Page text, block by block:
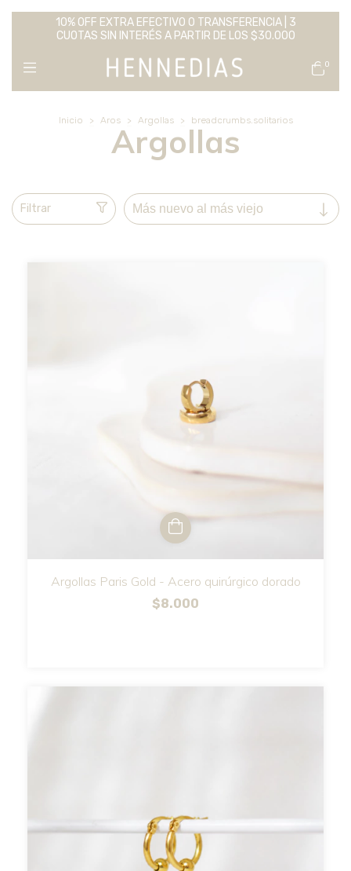
10% OFF EXTRA EFECTIVO O TRANSFERENCIA | 3
CUOTAS SIN INTERÉS A PARTIR DE LOS $30.000
0
Inicio > Aros > Argollas > breadcrumbs.solitarios
Argollas
Filtrar
Argollas Paris Gold - Acero quirúrgico dorado
$8.000